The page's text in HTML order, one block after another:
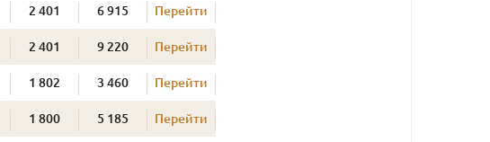
2 401 6 915 Перейти
2 401 9 220 Перейти
1 802 3 460 Перейти
1 800 5 185 Перейти